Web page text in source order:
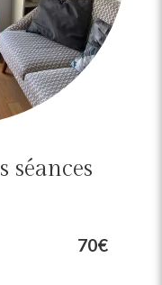
séances
70€